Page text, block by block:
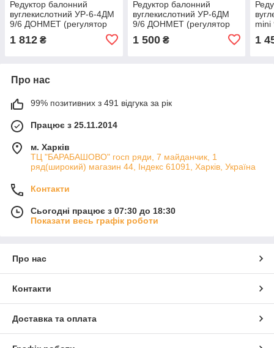
Редуктор балонний
вуглекислотний УР-6-4ДМ
9/6 ДОНМЕТ (регулятор
1 812 ₴
Редуктор балонний
вуглекислотний УР-6ДМ
9/6 ДОНМЕТ (регулятор
1 500₴ 1
Про нас
99% позитивних з 491 відгука за рік
Працює з 25.11.2014
м. Харків
ТЦ "БАРАБАШОВО" госп ряди, 7 майданчик, 1
ряд(широкий) магазин 44, Індекс 61091, Харків, Україна
Контакти
Сьогодні працює з 07:30 до 18:30
Показати весь графік роботи
Про нас
Контакти
Доставка та оплата